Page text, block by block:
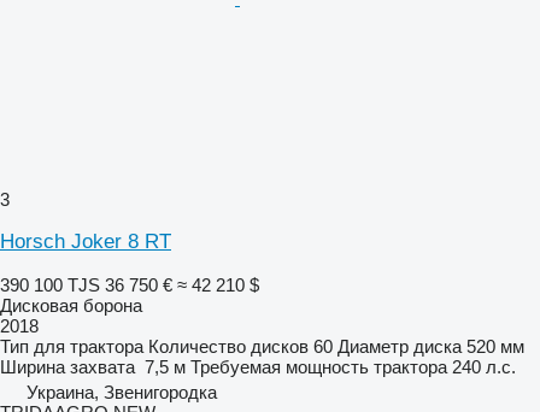
3
Horsch Joker 8 RT
390 100 TJS 36 750 € ≈ 42 210 $
Дисковая борона
2018
Тип для трактора Количество дисков 60 Диаметр диска 520 мм
Ширина захвата 7,5 м Требуемая мощность трактора 240 л.с.
Украина, Звенигородка